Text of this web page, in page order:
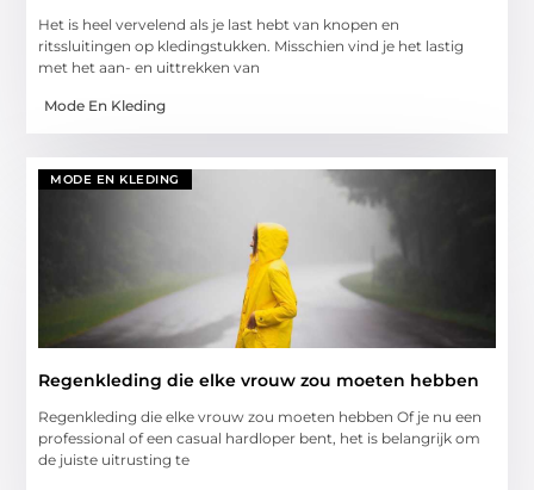
Het is heel vervelend als je last hebt van knopen en
ritssluitingen op kledingstukken. Misschien vind je het lastig
met het aan- en uittrekken van
Mode En Kleding
MODE EN KLEDING
Regenkleding die elke vrouw zou moeten hebben
Regenkleding die elke vrouw zou moeten hebben Of je nu een
professional of een casual hardloper bent, het is belangrijk om
de juiste uitrusting te